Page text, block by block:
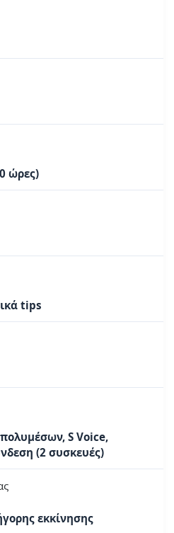
ώρες)
tips
S Voice,
(2 συσκευές)
εκκίνησης